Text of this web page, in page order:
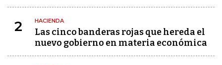
2 HACIENDA
Las cinco banderas rojas que hereda el
nuevo gobierno en materia económica